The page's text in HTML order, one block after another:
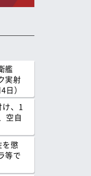
艦
実射
）
、1
空自
を懲
等で